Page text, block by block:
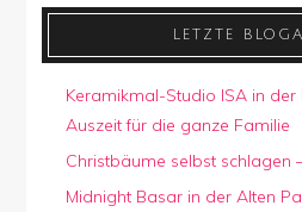
LETZTE
Keramikmal-Studio ISA in der
Auszeit für die ganze Familie
Christbäume selbst schlagen
Midnight Basar in der Alten